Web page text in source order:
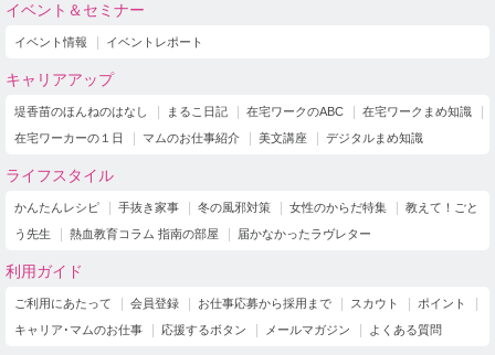
イベント＆セミナー
イベント情報 イベントレポート
キャリアアップ
堤香苗のほんねのはなし まるこ日記 在宅ワークのABC
在宅ワークまめ知識
在宅ワーカーの１日
マムのお仕事紹介 美文講座 デジタルまめ知識
ライフスタイル
かんたんレシピ 手抜き家事 冬の風邪対策 女性のからだ特集
教えて！ごと
う先生
熱血教育コラム 指南の部屋 届かなかったラヴレター
利用ガイド
ご利用にあたって 会員登録 お仕事応募から採用まで スカウト
ポイント
キャリア･マムのお仕事
応援するボタン メールマガジン よくある質問